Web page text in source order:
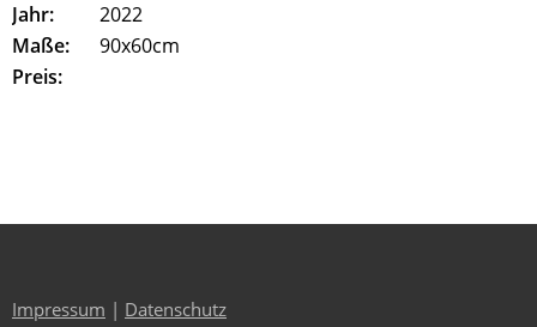
Jahr:
2022
Maße:
90x60cm
Preis:
Impressum | Datenschutz